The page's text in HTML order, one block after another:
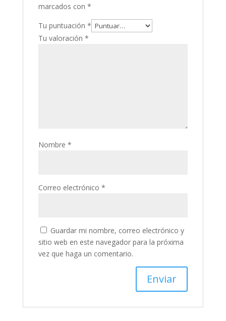
marcados con *
Tu puntuación *
Tu valoración *
Nombre *
Correo electrónico *
Guardar mi nombre, correo electrónico y
sitio web en este navegador para la próxima
vez que haga un comentario.